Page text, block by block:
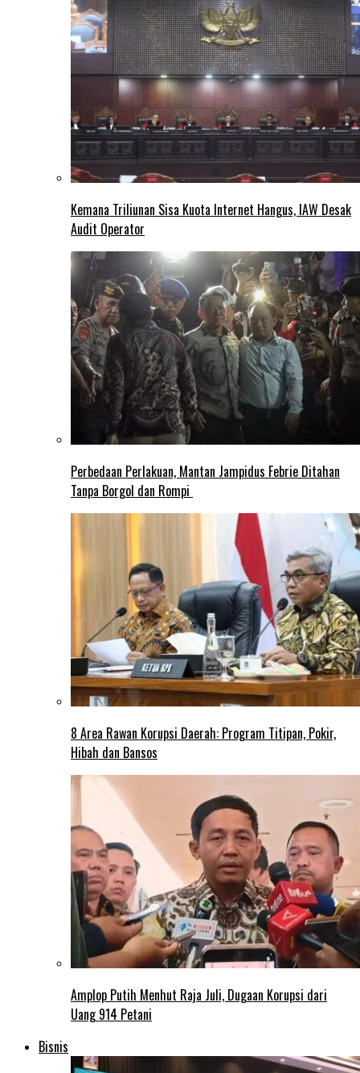
Kemana Triliunan Sisa Kuota Internet Hangus, IAW Desak
Audit Operator
Perbedaan Perlakuan, Mantan Jampidus Febrie Ditahan
Tanpa Borgol dan Rompi
8 Area Rawan Korupsi Daerah: Program Titipan, Pokir,
Hibah dan Bansos
Amplop Putih Menhut Raja Juli, Dugaan Korupsi dari
Uang 914 Petani
Bisnis